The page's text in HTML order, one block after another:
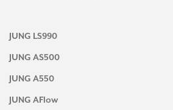
JUNG LS990
JUNG AS500
JUNG A550
JUNG AFlow